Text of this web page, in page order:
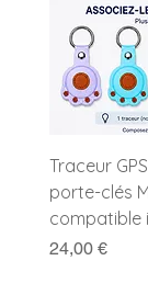
Couleur :
Fermoir :
Fonction :
Etanchéité :
Garantie :2
Incluse
Livrée prête
Traceur
porte-clés
compatible
Prix
24,00 €